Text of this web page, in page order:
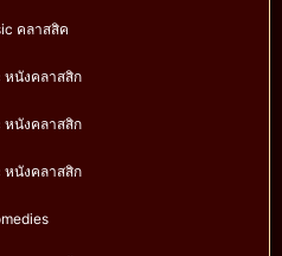
คลาสสิค
หนังคลาสสิก
หนังคลาสสิก
หนังคลาสสิก